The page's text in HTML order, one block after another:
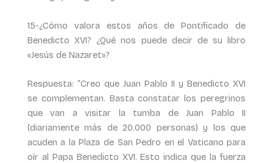
15-¿Cómo valora estos años de Pontificado de
Benedicto XVI? ¿Qué nos puede decir de su libro
«Jesús de Nazaret»?
Respuesta: “Creo que Juan Pablo II y Benedicto XVI
se complementan. Basta constatar los peregrinos
que van a visitar la tumba de Juan Pablo II
(diariamente más de 20.000 personas) y los que
acuden a la Plaza de San Pedro en el Vaticano para
oír al Papa Benedicto XVI. Esto indica que la fuerza